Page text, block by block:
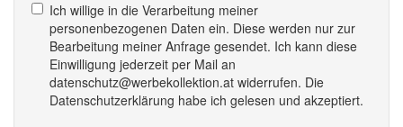
Ich willige in die Verarbeitung meiner
personenbezogenen Daten ein. Diese werden nur zur
Bearbeitung meiner Anfrage gesendet. Ich kann diese
Einwilligung jederzeit per Mail an
datenschutz@werbekollektion.at widerrufen. Die
Datenschutzerklärung habe ich gelesen und akzeptiert.